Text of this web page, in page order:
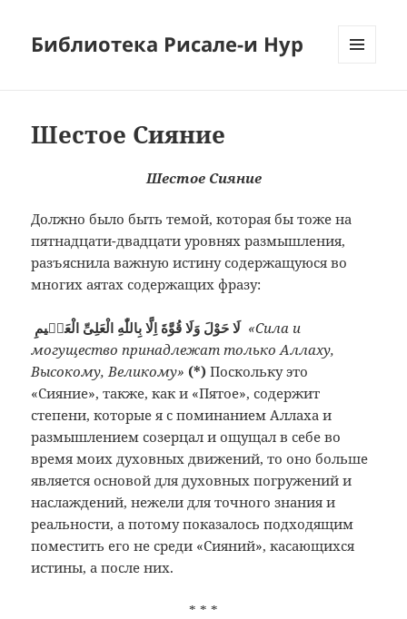
Библиотека Рисале-и Нур
Шестое Сияние
Шестое Сияние
Должно было быть темой, которая бы тоже на
пятнадцати-двадцати уровнях размышления,
разъяснила важную истину содержащуюся во
многих аятах содержащих фразу:
«Сила и
могущество принадлежат только Аллаху,
Высокому, Великому» (*) Поскольку это
«Сияние», также, как и «Пятое», содержит
степени, которые я с поминанием Аллаха и
размышлением созерцал и ощущал в себе во
время моих духовных движений, то оно больше
является основой для духовных погружений и
наслаждений, нежели для точного знания и
реальности, а потому показалось подходящим
поместить его не среди «Сияний», касающихся
истины, а после них.
* * *